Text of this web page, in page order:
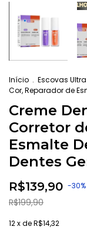
Início . Escovas
Cor, Reparador de
Creme
Corretor
Esmalte
Dentes
R$139,90 -30%
R$199,90
12x deR$14,32